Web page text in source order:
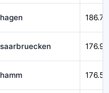
hagen
saarbruecken
hamm